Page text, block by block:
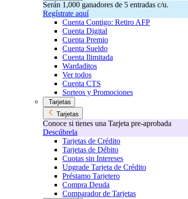
Serán 1,000 ganadores de 5 entradas c/u.
Regístrate aquí
Cuenta Contigo: Retiro AFP
Cuenta Digital
Cuenta Premio
Cuenta Sueldo
Cuenta Ilimitada
Wardaditos
Ver todos
Cuenta CTS
Sorteos y Promociones
Tarjetas
Tarjetas
Conoce si tienes una Tarjeta pre-aprobada
Descúbrela
Tarjetas de Crédito
Tarjetas de Débito
Cuotas sin Intereses
Upgrade Tarjeta de Crédito
Préstamo Tarjetero
Compra Deuda
Comparador de Tarjetas